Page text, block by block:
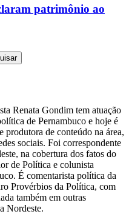
patrimônio ao
Renata Gondim tem atuação
de Pernambuco e hoje é
produtora de conteúdo na área,
sociais. Foi correspondente
na cobertura dos fatos do
de Política e colunista
É comentarista política da
Provérbios da Política, com
também em outras
Nordeste.